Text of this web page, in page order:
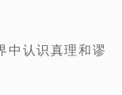
中认识真理和谬